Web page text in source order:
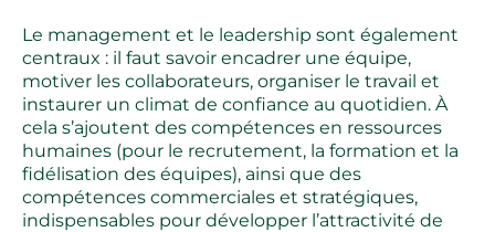
Le management et le leadership sont également
centraux : il faut savoir encadrer une équipe,
motiver les collaborateurs, organiser le travail et
instaurer un climat de confiance au quotidien. À
cela s’ajoutent des compétences en ressources
humaines (pour le recrutement, la formation et la
fidélisation des équipes), ainsi que des
compétences commerciales et stratégiques,
indispensables pour développer l’attractivité de